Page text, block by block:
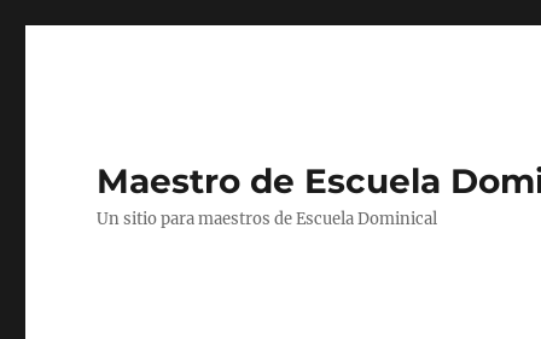
Maestro de Escuela
Un sitio para maestros de Escuela Dominical